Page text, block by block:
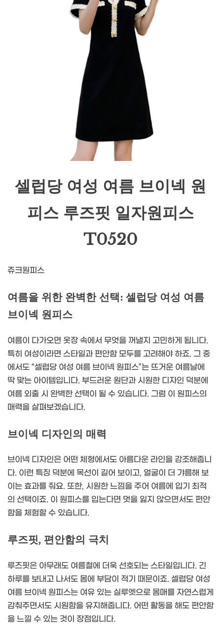
셀럽당 여성 여름 브이넥 원
피스 루즈핏 일자원피스
T0520
쥬크원피스
여름을 위한 완벽한 선택: 셀럽당 여성 여름
브이넥 원피스
여름이 다가오면 옷장 속에서 무엇을 꺼낼지 고민하게 됩니다.
특히 여성이라면 스타일과 편안함 모두를 고려해야 하죠. 그 중
에서도 “셀럽당 여성 여름 브이넥 원피스”는 뜨거운 여름날에
딱 맞는 아이템입니다. 부드러운 원단과 시원한 디자인 덕분에
여름 외출 시 완벽한 선택이 될 수 있습니다. 그럼 이 원피스의
매력을 살펴보겠습니다.
브이넥 디자인의 매력
브이넥 디자인은 어떤 체형에서도 아름다운 라인을 강조해줍니
다. 이런 특징 덕분에 목선이 길어 보이고, 얼굴이 더 갸름해 보
이는 효과를 줘요. 또한, 시원한 느낌을 주어 여름에 입기 최적
의 선택이죠. 이 원피스를 입는다면 멋을 잃지 않으면서도 편안
함을 체험할 수 있습니다.
루즈핏, 편안함의 극치
루즈핏은 아무래도 여름철에 더욱 선호되는 스타일입니다. 긴
하루를 보내고 나서도 몸에 부담이 적기 때문이죠. 셀럽당 여성
여름 브이넥 원피스는 여유 있는 실루엣으로 몸매를 자연스럽게
감춰주면서도 시원함을 유지해줍니다. 어떤 활동을 해도 편안함
을 느낄 수 있는 것이 장점입니다.